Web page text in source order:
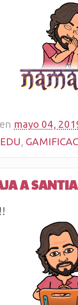
en mayo 04,
A